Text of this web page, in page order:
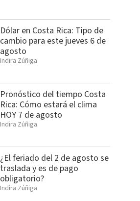
Dólar en Costa Rica: Tipo de
cambio para este jueves 6 de
agosto
Indira Zúñiga
Pronóstico del tiempo Costa
Rica: Cómo estará el clima
HOY 7 de agosto
Indira Zúñiga
¿El feriado del 2 de agosto se
traslada y es de pago
obligatorio?
Indira Zúñiga